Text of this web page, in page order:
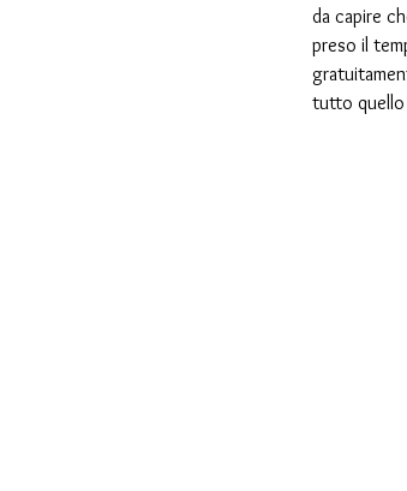
da capire
preso il
tutto quello